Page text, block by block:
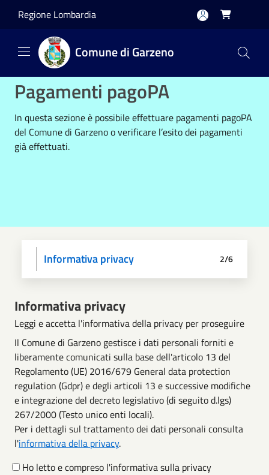
Regione Lombardia 
Comune di Garzeno
Pagamenti pagoPA
In questa sezione è possibile effettuare pagamenti pagoPA
del Comune di Garzeno o verificare l’esito dei pagamenti
già effettuati.
Scegli operazione
Informativa privacy
Scegli il pagamento
Dati anagrafici
Paga
Riepilogo 2/6
Informativa privacy
Leggi e accetta l'informativa della privacy per proseguire
Il Comune di Garzeno gestisce i dati personali forniti e
liberamente comunicati sulla base dell'articolo 13 del
Regolamento (UE) 2016/679 General data protection
regulation (Gdpr) e degli articoli 13 e successive modifiche
e integrazione del decreto legislativo (di seguito d.lgs)
267/2000 (Testo unico enti locali).
Per i dettagli sul trattamento dei dati personali consulta
l'informativa della privacy.
Ho letto e compreso l'informativa sulla privacy